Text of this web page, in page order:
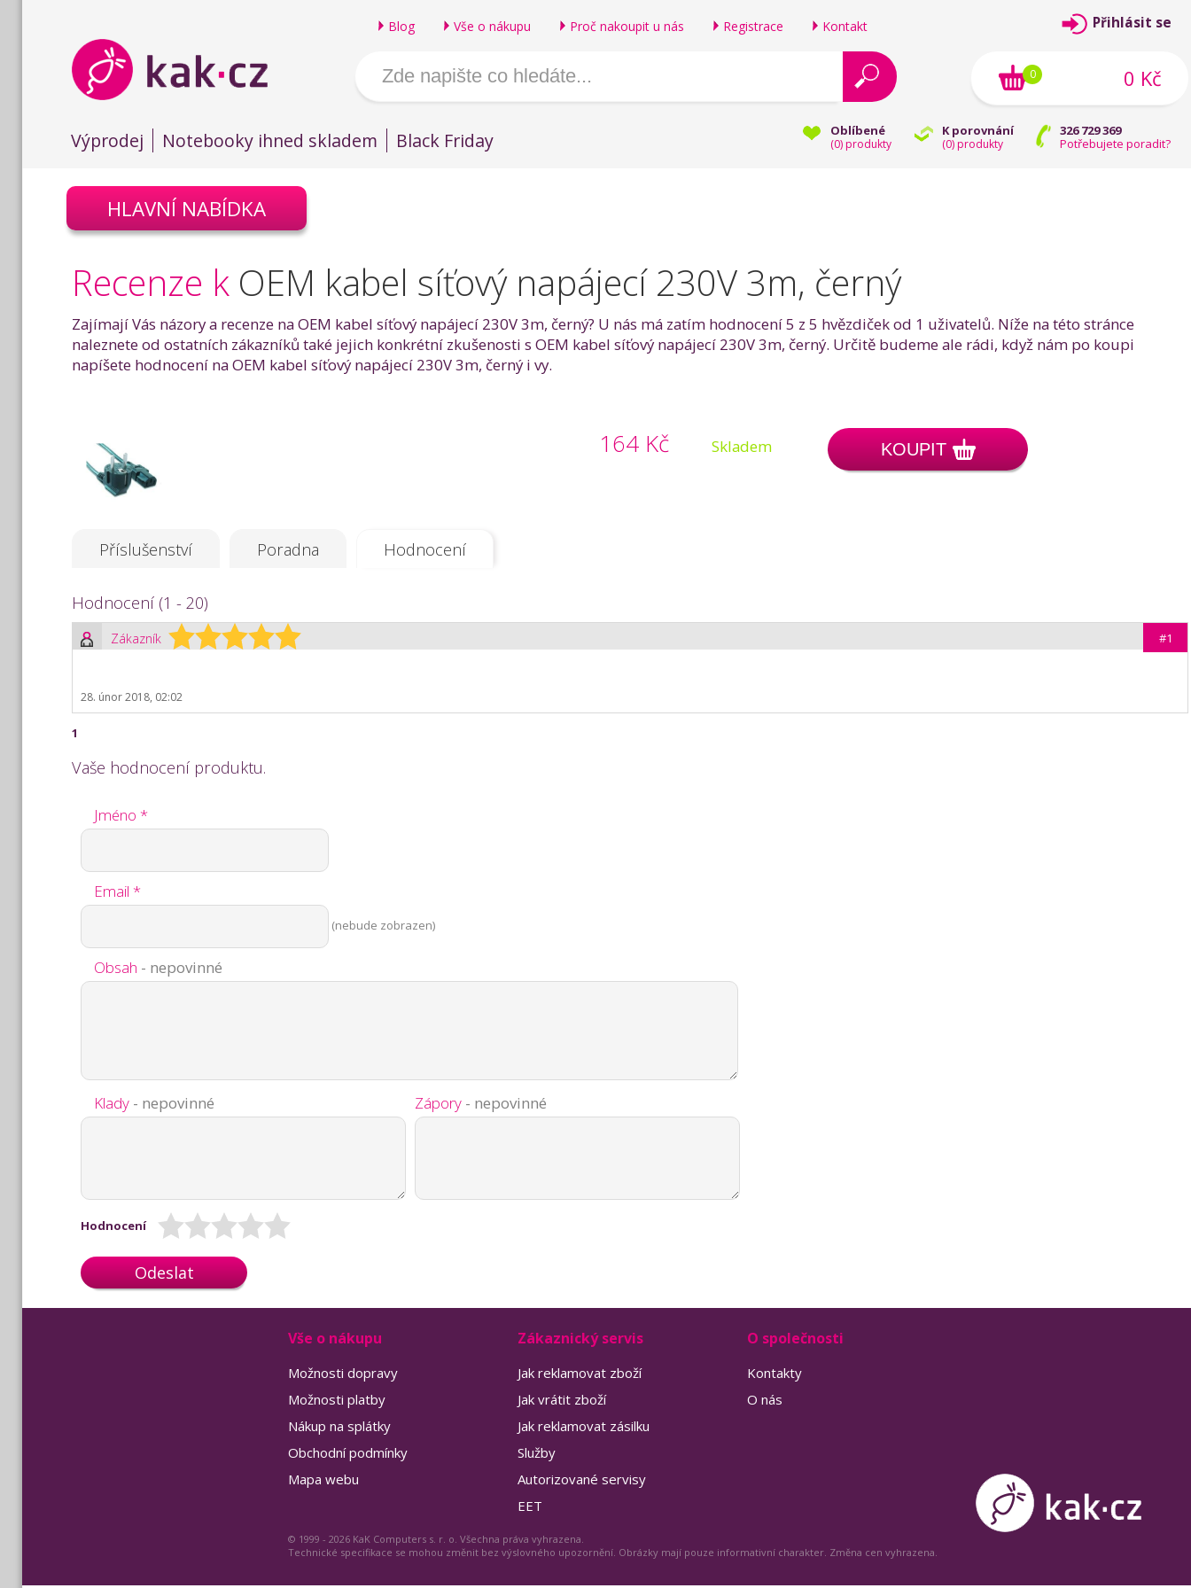
Blog Vše o nákupu Proč nakoupit u nás Registrace Kontakt
Oblíbené
(0) produkty
K porovnání
(0) produkty
326 729 369
Potřebujete poradit?
Výprodej Notebooky ihned skladem Black Friday
Přihlásit se
0 Kč
0
HLAVNÍ NABÍDKA
Recenze k OEM kabel síťový napájecí 230V 3m, černý
Zajímají Vás názory a recenze na OEM kabel síťový napájecí 230V 3m, černý? U nás má zatím hodnocení 5 z 5 hvězdiček od 1 uživatelů. Níže na této stránce
naleznete od ostatních zákazníků také jejich konkrétní zkušenosti s OEM kabel síťový napájecí 230V 3m, černý. Určitě budeme ale rádi, když nám po koupi
napíšete hodnocení na OEM kabel síťový napájecí 230V 3m, černý i vy.
164 Kč Skladem KOUPIT
Příslušenství Poradna Hodnocení
Hodnocení (1 - 20)
Zákazník #1
28. únor 2018, 02:02
1
Vaše hodnocení produktu.
Jméno *
Email *
(nebude zobrazen)
Obsah - nepovinné
Klady - nepovinné Zápory - nepovinné
Hodnocení
Odeslat
Vše o nákupu
Možnosti dopravy
Možnosti platby
Nákup na splátky
Obchodní podmínky
Mapa webu
Zákaznický servis
Jak reklamovat zboží
Jak vrátit zboží
Jak reklamovat zásilku
Služby
Autorizované servisy
EET
O společnosti
Kontakty
O nás
© 1999 - 2026 KaK Computers s. r. o. Všechna práva vyhrazena.
Technické specifikace se mohou změnit bez výslovného upozornění. Obrázky mají pouze informativní charakter. Změna cen vyhrazena.